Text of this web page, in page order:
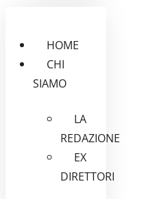
HOME
CHI
SIAMO
LA
REDAZIONE
EX
DIRETTORI